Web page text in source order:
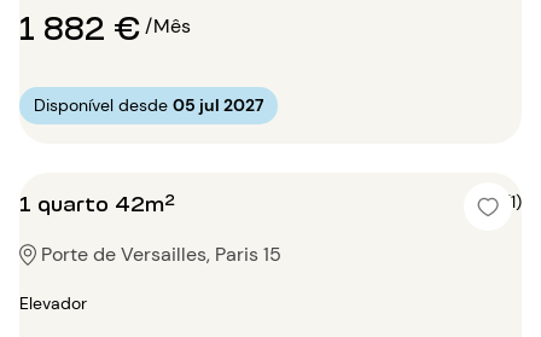
1 882 €/Mês
Disponível desde 05 jul 2027
1 quarto 42m² 5 (1)
Porte de Versailles, Paris 15
Elevador